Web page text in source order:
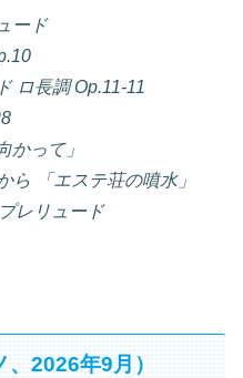
ード
ロ長調 Op.11-11
かって」
ら 「エステ荘の噴水」
レリュード
、2026年9月）